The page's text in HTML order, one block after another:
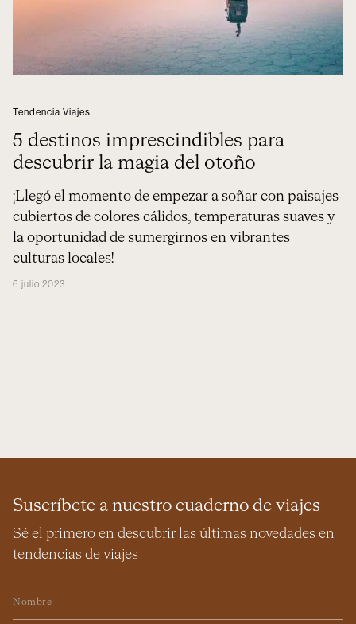
Tendencia Viajes
5 destinos imprescindibles para
descubrir la magia del otoño
¡Llegó el momento de empezar a soñar con paisajes
cubiertos de colores cálidos, temperaturas suaves y
la oportunidad de sumergirnos en vibrantes
culturas locales!
6 julio 2023
Suscríbete a nuestro cuaderno de viajes
Sé el primero en descubrir las últimas novedades en
tendencias de viajes